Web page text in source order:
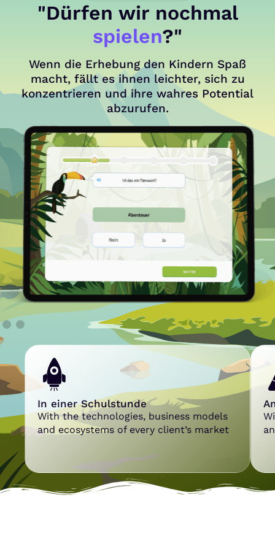
"Dürfen wir nochmal
spielen?"
Wenn die Erhebung den Kindern Spaß
macht, fällt es ihnen leichter, sich zu
konzentrieren und ihre wahres Potential
abzurufen.
In einer Schulstunde
With the technologies, business models
and ecosystems of every client’s market